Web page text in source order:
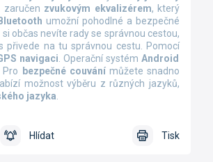
zvukovým ekvalizérem, který
Bluetooth umožní pohodlné a bezpečné
občas nevíte rady se správnou cestou,
přivede na tu správnou cestu. Pomocí
navigaci . Operační systém Android
. Pro bezpečné couvánímůžete snadno
možnost výběru z různých jazyků,
jazyka
Tisk
Hlídat